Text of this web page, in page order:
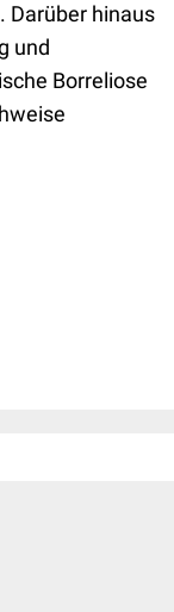
Darüber hinaus
und
Borreliose